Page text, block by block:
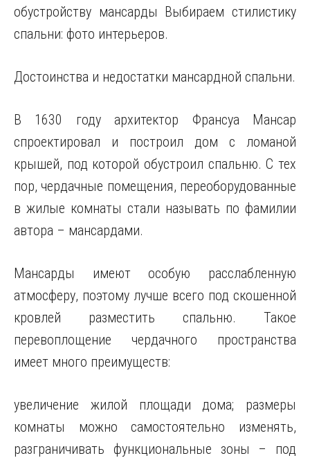
обустройству мансарды Выбираем стилистику
спальни: фото интерьеров.
Достоинства и недостатки мансардной спальни.
В 1630 году архитектор Франсуа Мансар
спроектировал и построил дом с ломаной
крышей, под которой обустроил спальню. С тех
пор, чердачные помещения, переоборудованные
в жилые комнаты стали называть по фамилии
автора – мансардами.
Мансарды имеют особую расслабленную
атмосферу, поэтому лучше всего под скошенной
кровлей разместить спальню. Такое
перевоплощение чердачного пространства
имеет много преимуществ:
увеличение жилой площади дома; размеры
комнаты можно самостоятельно изменять,
разграничивать функциональные зоны – под